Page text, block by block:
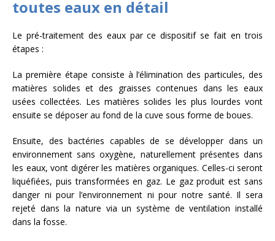
toutes eaux en détail
Le pré-traitement des eaux par ce dispositif se fait en trois
étapes :
La première étape consiste à l’élimination des particules, des
matières solides et des graisses contenues dans les eaux
usées collectées. Les matières solides les plus lourdes vont
ensuite se déposer au fond de la cuve sous forme de boues.
Ensuite, des bactéries capables de se développer dans un
environnement sans oxygène, naturellement présentes dans
les eaux, vont digérer les matières organiques. Celles-ci seront
liquéfiées, puis transformées en gaz. Le gaz produit est sans
danger ni pour l’environnement ni pour notre santé. Il sera
rejeté dans la nature via un système de ventilation installé
dans la fosse.